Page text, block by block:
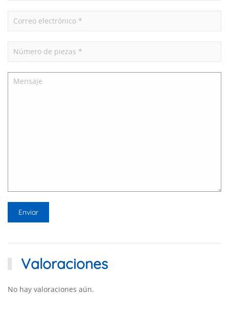
Valoraciones
No hay valoraciones aún.